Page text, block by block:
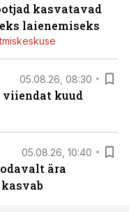
kasvatavad
laienemiseks
05.08.26, 08:30
viiendat kuud
05.08.26, 10:40
ära